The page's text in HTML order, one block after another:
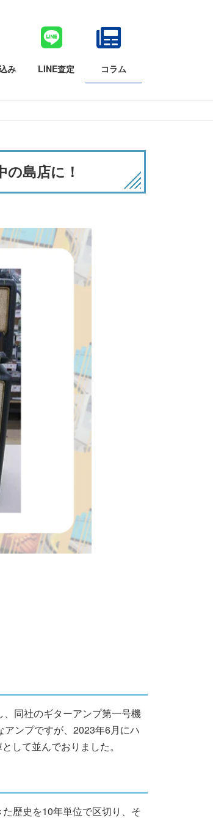
み LINE査定 コラム
島店に！
同社のギターアンプ第一号機
ンプですが、2023年6月にハ
して並んでおりました。
歴史を10年単位で区切り、そ